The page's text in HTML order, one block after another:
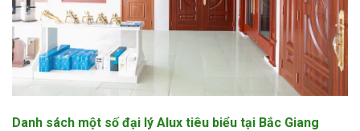
Danh sách một số đại lý Alux tiêu biểu tại Bắc Giang